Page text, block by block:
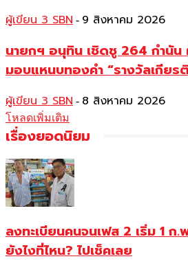
ผู้เขียน 3 SBN - 9 สิงหาคม 2026
นายกฯ อนุทิน เชิดชู 264 กำนั
มอบแหนบทองคำ “รางวัลเกียร
ผู้เขียน 3 SBN - 8 สิงหาคม 2026
โหลดเพิ่มเติม
เรื่องยอดนิยม
ลงทะเบียนคนจนเฟส 2 เริ่ม 1 ก.
ยังไงที่ไหน? ไปเช็คเลย